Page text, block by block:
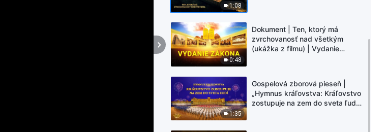
1:08
0:48
Dokument | Ten, ktorý má
zvrchovanosť nad všetkým
(ukážka z filmu) | Vydanie
1:35
Gospelová zborová pieseň |
„Hymnus kráľovstva: Kráľovstvo
zostupuje na zem do sveta ľudí“